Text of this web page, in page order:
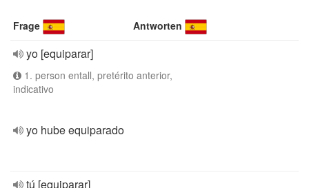
Frage Antworten
yo [equiparar]
1. person entall, pretérito anterior,
indicativo
yo hube equiparado
tú [equiparar]